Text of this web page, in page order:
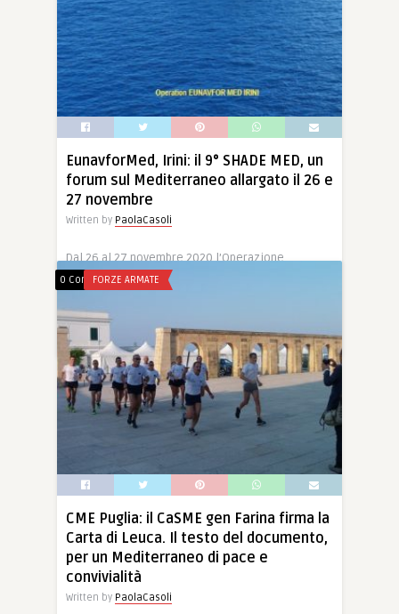
EunavforMed, Irini: il 9° SHADE MED, un
forum sul Mediterraneo allargato il 26 e
27 novembre
Written by PaolaCasoli
Dal 26 al 27 novembre 2020 l’Operazione
EUNAVFOR MED IRINI ospiterà la nona edizione
23 Nov, 2020 0 0
0 CommentsFORZE ARMATE
CME Puglia: il CaSME gen Farina firma la
Carta di Leuca. Il testo del documento,
per un Mediterraneo di pace e
convivialità
Written by PaolaCasoli